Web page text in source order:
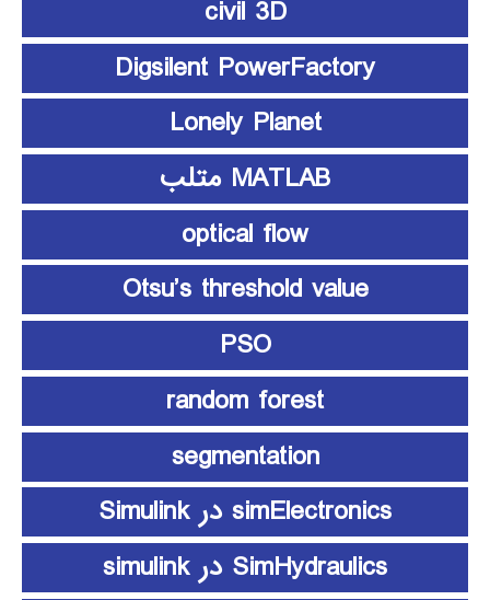
civil 3D
Digsilent PowerFactory
Lonely Planet
MATLAB متلب
optical flow
Otsu’s threshold value
PSO
random forest
segmentation
simElectronics در Simulink
SimHydraulics در simulink